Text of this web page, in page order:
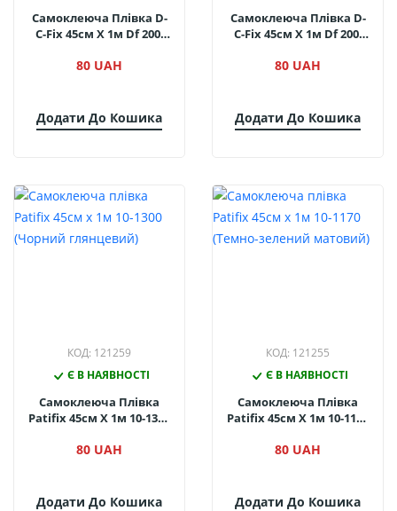
Самоклеюча Плівка D-
C-Fix 45см Х 1м Df 200-
Темний)
80 UAH
Додати До Кошика
Самоклеюча Плівка D-
C-Fix 45см Х 1м Df 200-
80 UAH
Додати До Кошика
КОД: 121259
Є В НАЯВНОСТІ
Самоклеюча Плівка
Patifix 45см Х 1м 10-1300
80 UAH
Додати До Кошика
КОД: 121255
Є В НАЯВНОСТІ
Самоклеюча Плівка
Patifix 45см Х 1м 10-1170
Матовий)
80 UAH
Додати До Кошика